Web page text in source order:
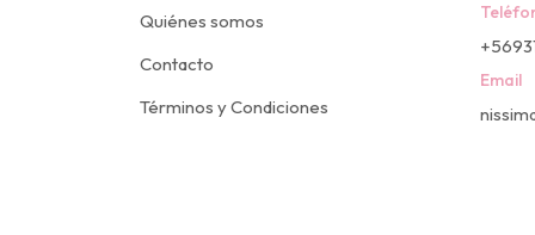
Quiénes somos
Contacto
Términos y Condiciones
Email